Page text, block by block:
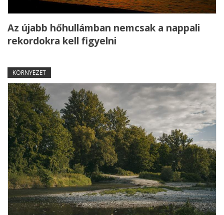
Az újabb hőhullámban nemcsak a nappali
rekordokra kell figyelni
KÖRNYEZET